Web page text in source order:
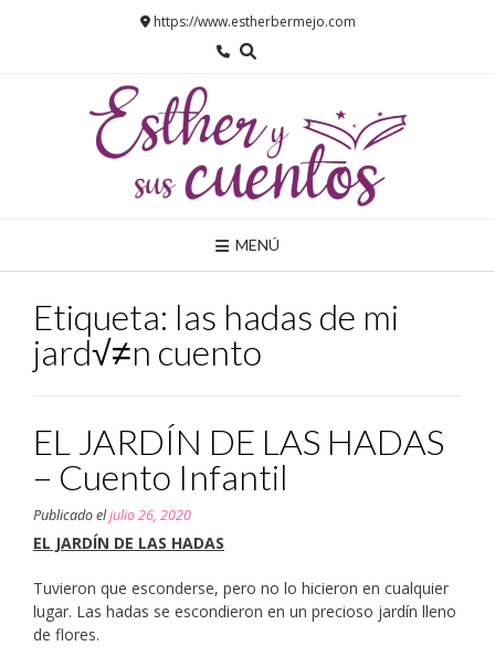
https://www.estherbermejo.com
MENÚ
Etiqueta: las hadas de mi
jard√≠n cuento
EL JARDÍN DE LAS HADAS
– Cuento Infantil
Publicado eljulio 26, 2020
EL JARDÍN DE LAS HADAS
Tuvieron que esconderse, pero no lo hicieron en cualquier
lugar. Las hadas se escondieron en un precioso jardín lleno
de flores.